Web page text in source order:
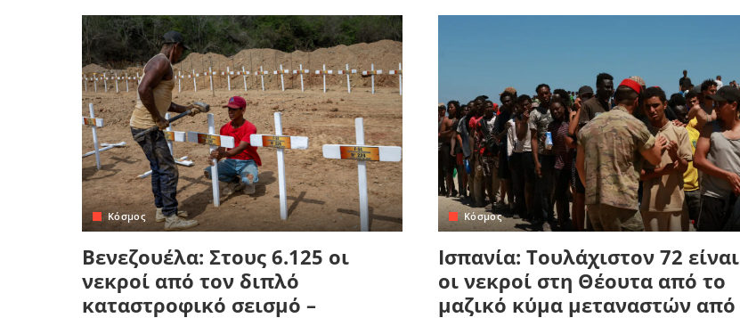
Κόσμος
Βενεζουέλα: Στους 6.125 οι
νεκροί από τον διπλό
καταστροφικό σεισμό –
Κόσμος
Ισπανία: Τουλάχιστον 72 είναι
οι νεκροί στη Θέουτα από το
μαζικό κύμα μεταναστών από